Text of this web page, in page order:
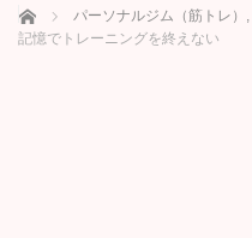
ホーム パーソナルジム（筋トレ） ,
記憶でトレーニングを終えない